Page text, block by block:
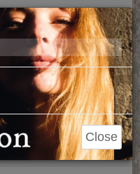
2006
×
Close